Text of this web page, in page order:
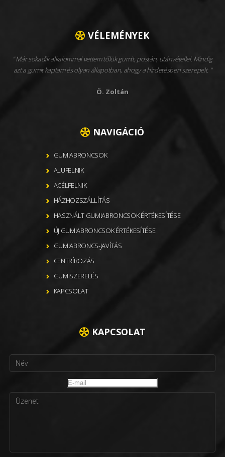
VÉLEMÉNYEK
Már sokadik alkalommal vettem tőlük gumit, postán, utánvétellel. Mindig
azt a gumit kaptam és olyan állapotban, ahogy a hirdetésben szerepelt.
Ö. Zoltán
NAVIGÁCIÓ
GUMIABRONCSOK
ALUFELNIK
ACÉLFELNIK
HÁZHOZSZÁLLÍTÁS
HASZNÁLT GUMIABRONCSOK ÉRTÉKESÍTÉSE
ÚJ GUMIABRONCSOK ÉRTÉKESÍTÉSE
GUMIABRONCS-JAVÍTÁS
CENTRÍROZÁS
GUMISZERELÉS
KAPCSOLAT
KAPCSOLAT